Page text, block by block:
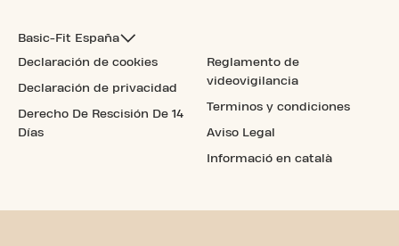
Basic-Fit España
Declaración de cookies
Declaración de privacidad
Derecho De Rescisión De 14
Días
Reglamento de
videovigilancia
Terminos y condiciones
Aviso Legal
Informació en català